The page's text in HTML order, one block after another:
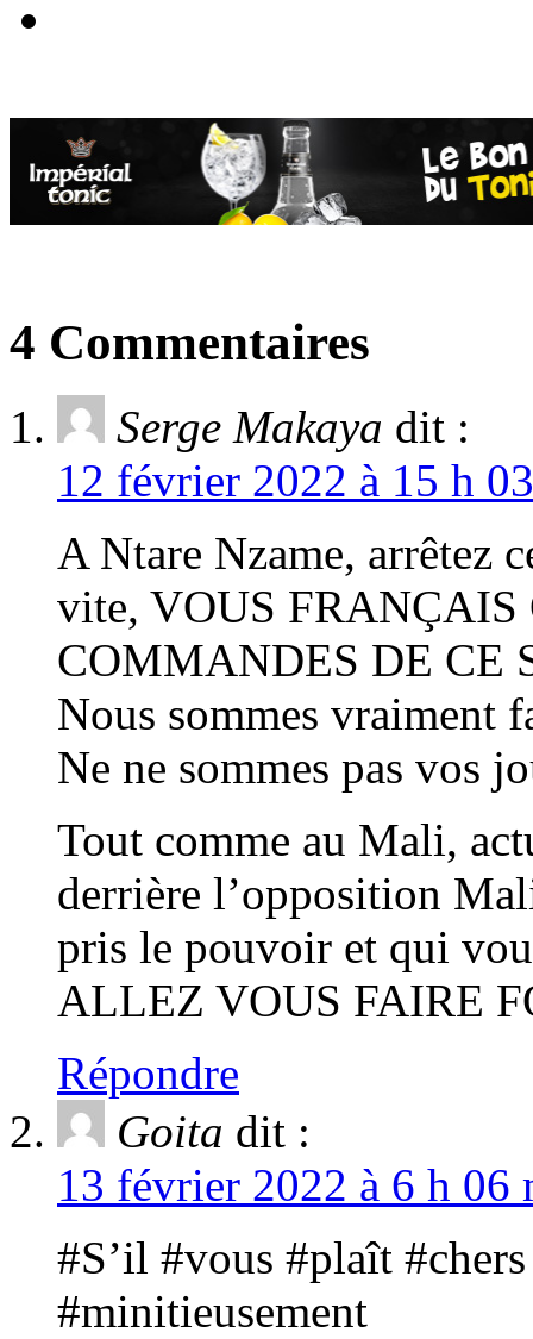
4 Commentaires
Serge Makaya dit :
12 février 2022 à 15 h
A Ntare Nzame, arrêtez
vite, VOUS
COMMANDES DE CE
Nous sommes vraiment
Ne ne sommes pas vos
Tout comme au Mali,
derrière l’opposition
pris le pouvoir et qui
ALLEZ VOUS FAIRE
Répondre
Goita dit :
13 février 2022 à 6 h 06
#S’il #vous #plaît
#minitieusement